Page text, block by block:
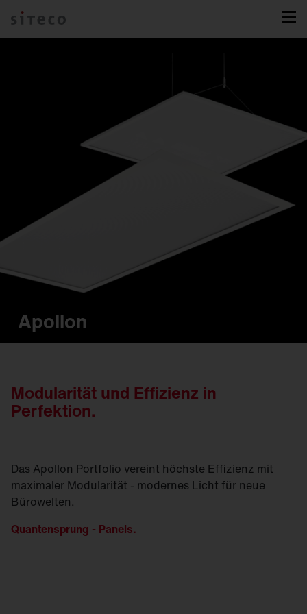
Apollon
Modularität und Effizienz in
Perfektion.
Das Apollon Portfolio vereint höchste Effizienz mit
maximaler Modularität - modernes Licht für neue
Bürowelten.
Quantensprung - Panels.